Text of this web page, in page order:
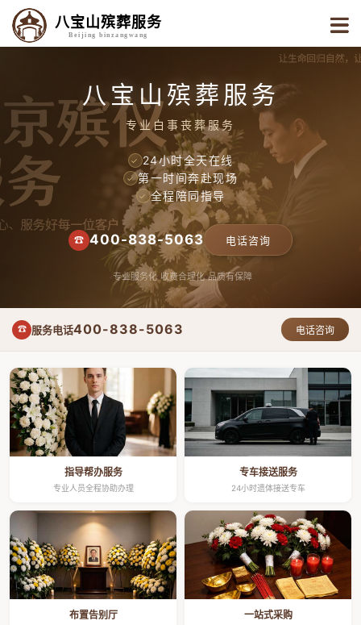
八宝山殡葬服务
Beijing binzangwang
八宝山殡葬服务
专业白事丧葬服务
✓ 24小时全天在线
✓ 第一时间奔赴现场
✓ 全程陪同指导
☎ 400-838-5063 电话咨询
专业服务化 收费合理化 品质有保障
☎ 服务电话400-838-5063 电话咨询
指导帮办服务
专业人员全程协助办理
专车接送服务
24小时遗体接送专车
布置告别厅 一站式采购